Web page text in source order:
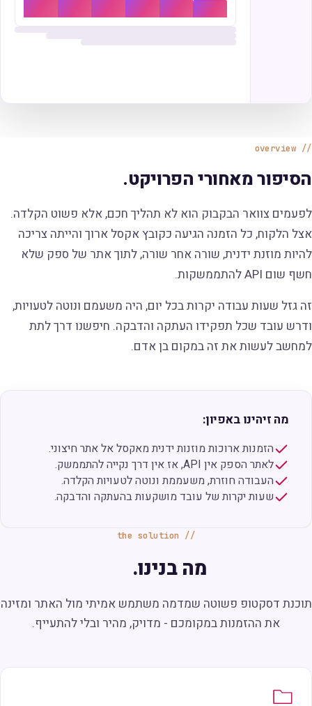
overview
הסיפור מאחורי הפרויקט.
לפעמים צוואר הבקבוק הוא לא תהליך חכם, אלא פשוט הקלדה.
אצל הלקוח, כל הזמנה הגיעה כקובץ אקסל ארוך והייתה צריכה
להיות מוזנת ידנית, שורה אחר שורה, לתוך אתר של ספק שלא
חשף שום API להתממשקות.
זה גזל שעות עבודה יקרות בכל יום, היה משעמם ונוטה לטעויות,
ודרש עובד שכל תפקידו העתקה והדבקה. חיפשנו דרך לתת
למחשב לעשות את זה במקום בן אדם.
מה זיהינו באפיון:
הזמנות ארוכות מוזנות ידנית מאקסל אל אתר חיצוני.
לאתר הספק אין API, אז אין דרך נקייה להתממשק.
העבודה חוזרת, משעממת ונוטה לטעויות הקלדה.
שעות יקרות של עובד מושקעות בהעתקה והדבקה.
the solution
מה בנינו.
תוכנת דסקטופ פשוטה שמדמה משתמש אמיתי מול האתר ומזינה
את ההזמנות במקומכם - מדויק, מהיר ובלי להתעייף.